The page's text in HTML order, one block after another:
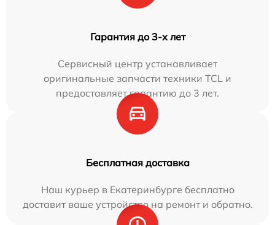
Гарантия до 3-х лет
Сервисный центр устанавливает
оригинальные запчасти техники TCL и
предоставляет гарантию до 3 лет.
Бесплатная доставка
Наш курьер в Екатеринбурге бесплатно
доставит ваше устройство на ремонт и обратно.